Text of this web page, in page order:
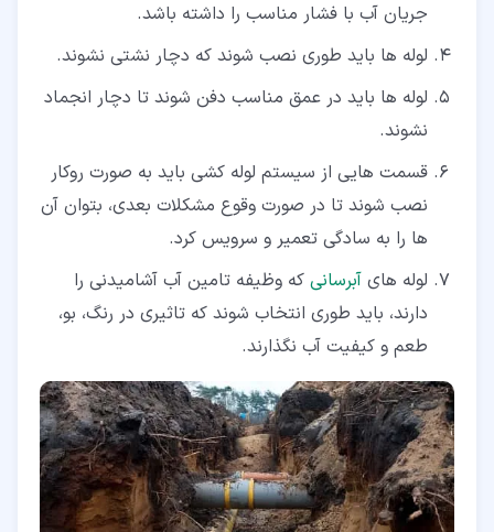
جریان آب با فشار مناسب را داشته باشد.
لوله ها باید طوری نصب شوند که دچار نشتی نشوند.
لوله ها باید در عمق مناسب دفن شوند تا دچار انجماد
نشوند.
قسمت هایی از سیستم لوله کشی باید به صورت روکار
نصب شوند تا در صورت وقوع مشکلات بعدی، بتوان آن
ها را به سادگی تعمیر و سرویس کرد.
لوله های آبرسانی که وظیفه تامین آب آشامیدنی را
دارند، باید طوری انتخاب شوند که تاثیری در رنگ، بو،
طعم و کیفیت آب نگذارند.